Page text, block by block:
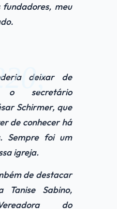
fundadores, meu
deixar de
o secretário
Schirmer, que
de conhecer há
Sempre foi um
igreja.
de destacar
Tanise Sabino,
do